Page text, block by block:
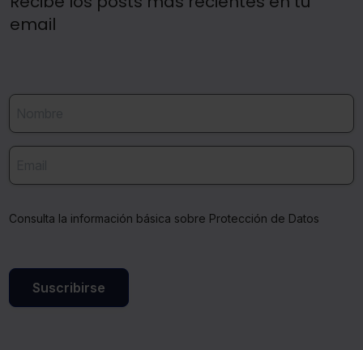
impagadas, pero sí puede exigir que se le abone en lo
email
Consulta la información básica sobre Protección de Datos
Suscribirse